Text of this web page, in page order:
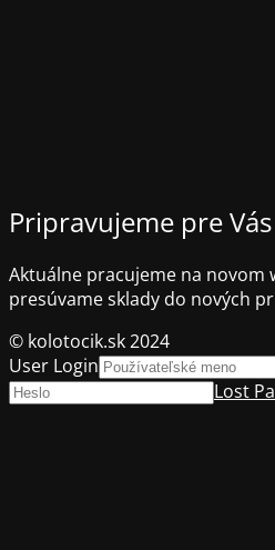
Pripravujeme pre
Aktuálne pracujeme na novom
presúvame sklady do nových
© kolotocik.sk 2024
User Login
Lost